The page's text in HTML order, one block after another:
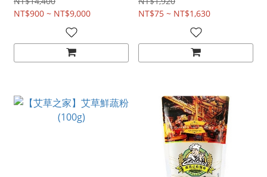
NT$900 ~ NT$9,000
NT$75 ~ NT$1,630